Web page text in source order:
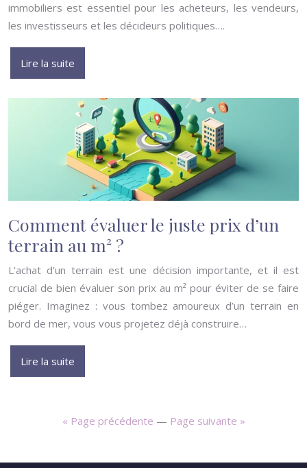
immobiliers est essentiel pour les acheteurs, les vendeurs,
les investisseurs et les décideurs politiques….
Lire la suite
Comment évaluer le juste prix d’un
terrain au m² ?
L’achat d’un terrain est une décision importante, et il est
crucial de bien évaluer son prix au m² pour éviter de se faire
piéger. Imaginez : vous tombez amoureux d’un terrain en
bord de mer, vous vous projetez déjà construire…
Lire la suite
« Page précédente — Page suivante »